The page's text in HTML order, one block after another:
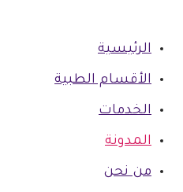
الرئيسية
الأقسام الطبية
الخدمات
المدونة
من نحن